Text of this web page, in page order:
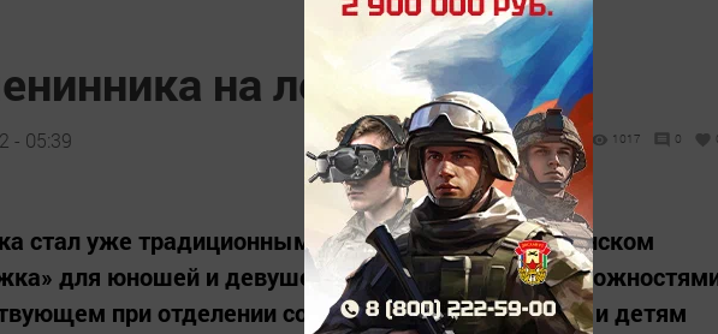
на лесной поляне
- 05:39 1017 0
стал уже традиционным праздником в бугульминском
для юношей и девушек с ограниченными
при отделении социальной помощи семье и детям